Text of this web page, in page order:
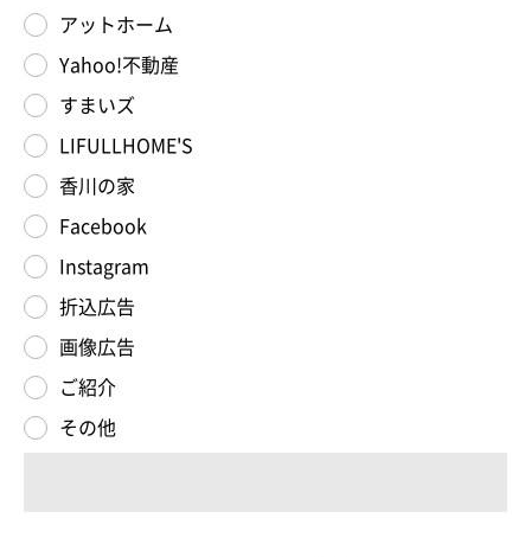
アットホーム
Yahoo!不動産
すまいズ
LIFULLHOME'S
香川の家
Facebook
Instagram
折込広告
画像広告
ご紹介
その他